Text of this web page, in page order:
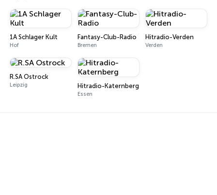
1A Schlager Kult
Hof
Fantasy-Club-Radio
Bremen
Hitradio-Verden
Verden
R.SA Ostrock
Leipzig Hitradio-Katernberg
Essen